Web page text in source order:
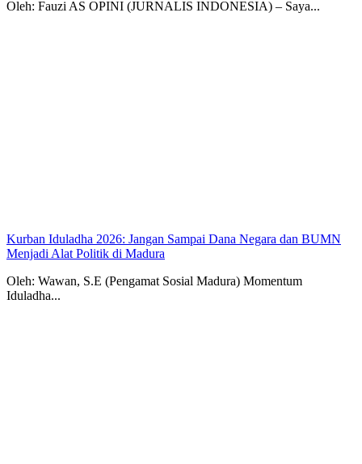
Oleh: Fauzi AS OPINI (JURNALIS INDONESIA) – Saya...
Kurban Iduladha 2026: Jangan Sampai Dana Negara dan BUMN
Menjadi Alat Politik di Madura
Oleh: Wawan, S.E (Pengamat Sosial Madura) Momentum
Iduladha...